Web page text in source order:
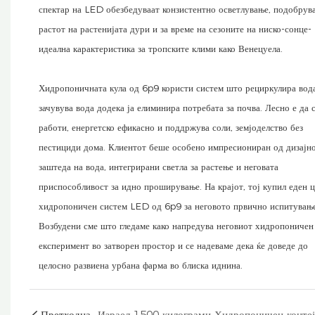
спектар на LED обезбедуваат конзистентно осветлување,
растот на растенијата дури и за време на сезоните на ниско-сонце-
идеална карактеристика за тропските клими како Венецуела.
Хидропоничната кула од 6p9 користи систем што рециркулира
зачувува вода додека ја елиминира потребата за почва. Лесно е да
работи, енергетско ефикасно и поддржува соли, земјоделство без
пестициди дома. Клиентот беше особено импресиониран од
заштеда на вода, интегрирани светла за растење и неговата
приспособливост за идно проширување. На крајот, тој купил еден
хидропоничен систем LED од 6p9 за неговото првично
Возбудени сме што гледаме како напредува неговиот хидропоничен
експеримент во затворен простор и се надеваме дека ќе доведе до
целосно развиена урбана фарма во блиска иднина.